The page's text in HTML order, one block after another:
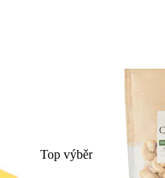
Top výběr